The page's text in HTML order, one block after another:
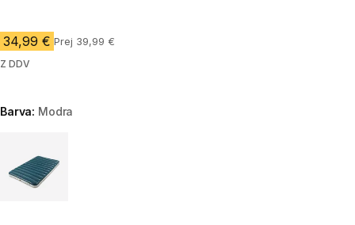
34,99 € Prej 39,99 €
Z DDV
Barva: Modra